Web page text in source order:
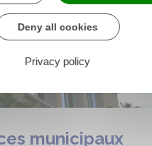
municipaux
Deny all cookies
Privacy policy